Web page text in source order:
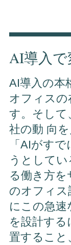
AI導入の本
オフィスの
す。そして
社の動 向
「AIがす
うとして
る働き方
のオフィス
にこの急速
を設計する
置すること
AI導入